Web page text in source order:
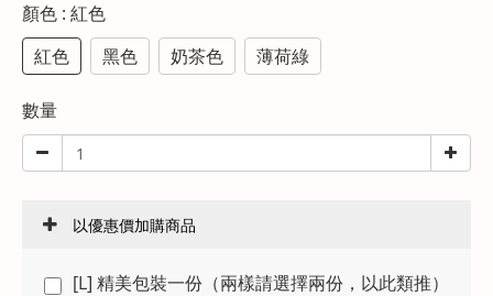
顏色 : 紅色
紅色
黑色 奶茶色 薄荷綠
數量
以優惠價加購商品
[L] 精美包裝一份（兩樣請選擇兩份，以此類推）